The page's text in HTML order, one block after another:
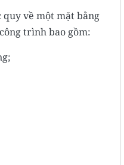
quy về một mặt bằng
trình bao gồm: